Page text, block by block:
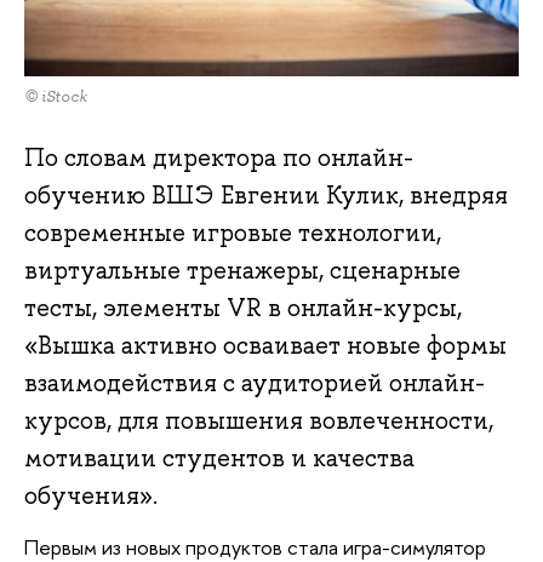
© iStock
По словам директора по онлайн-
обучению ВШЭ Евгении Кулик, внедряя
современные игровые технологии,
виртуальные тренажеры, сценарные
тесты, элементы VR в онлайн-курсы,
«Вышка активно осваивает новые формы
взаимодействия с аудиторией онлайн-
курсов, для повышения вовлеченности,
мотивации студентов и качества
обучения».
Первым из новых продуктов стала игра-симулятор